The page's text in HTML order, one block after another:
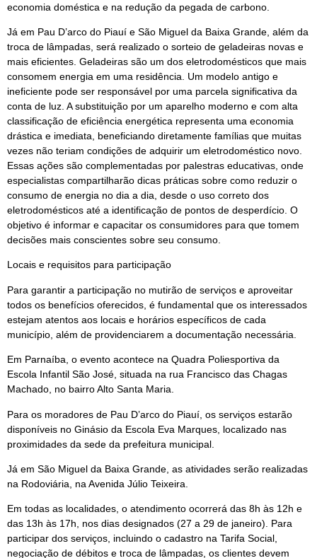
economia doméstica e na redução da pegada de carbono.
Já em Pau D’arco do Piauí e São Miguel da Baixa Grande, além da
troca de lâmpadas, será realizado o sorteio de geladeiras novas e
mais eficientes. Geladeiras são um dos eletrodomésticos que mais
consomem energia em uma residência. Um modelo antigo e
ineficiente pode ser responsável por uma parcela significativa da
conta de luz. A substituição por um aparelho moderno e com alta
classificação de eficiência energética representa uma economia
drástica e imediata, beneficiando diretamente famílias que muitas
vezes não teriam condições de adquirir um eletrodoméstico novo.
Essas ações são complementadas por palestras educativas, onde
especialistas compartilharão dicas práticas sobre como reduzir o
consumo de energia no dia a dia, desde o uso correto dos
eletrodomésticos até a identificação de pontos de desperdício. O
objetivo é informar e capacitar os consumidores para que tomem
decisões mais conscientes sobre seu consumo.
Locais e requisitos para participação
Para garantir a participação no mutirão de serviços e aproveitar
todos os benefícios oferecidos, é fundamental que os interessados
estejam atentos aos locais e horários específicos de cada
município, além de providenciarem a documentação necessária.
Em Parnaíba, o evento acontece na Quadra Poliesportiva da
Escola Infantil São José, situada na rua Francisco das Chagas
Machado, no bairro Alto Santa Maria.
Para os moradores de Pau D’arco do Piauí, os serviços estarão
disponíveis no Ginásio da Escola Eva Marques, localizado nas
proximidades da sede da prefeitura municipal.
Já em São Miguel da Baixa Grande, as atividades serão realizadas
na Rodoviária, na Avenida Júlio Teixeira.
Em todas as localidades, o atendimento ocorrerá das 8h às 12h e
das 13h às 17h, nos dias designados (27 a 29 de janeiro). Para
participar dos serviços, incluindo o cadastro na Tarifa Social,
negociação de débitos e troca de lâmpadas, os clientes devem